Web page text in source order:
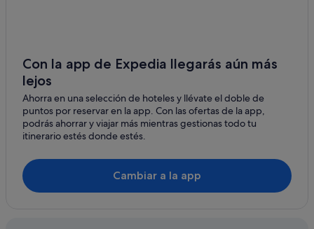
Con la app de Expedia llegarás aún más
lejos
Ahorra en una selección de hoteles y llévate el doble de
puntos por reservar en la app. Con las ofertas de la app,
podrás ahorrar y viajar más mientras gestionas todo tu
itinerario estés donde estés.
Cambiar a la app